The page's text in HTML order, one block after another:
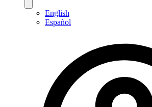
English
Español